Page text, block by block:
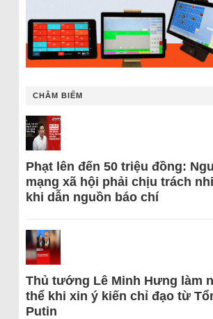
CHÂM BIẾM
Phạt lên đến 50 triệu đồng:
mạng xã hội phải chịu trách
khi dẫn nguồn báo chí
Thủ tướng Lê Minh Hưng làm
thể khi xin ý kiến chỉ đạo từ
Putin